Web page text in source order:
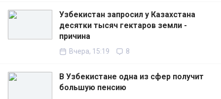
Узбекистан запросил у Казахстана
десятки тысяч гектаров земли -
причина
Вчера, 15:19 8
В Узбекистане одна из сфер получит
большую пенсию